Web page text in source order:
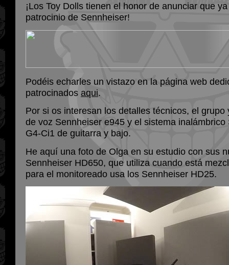
¡Los Toy Dolls tienen el honor de anunciar que
patrocinio de Sennheiser!
Podéis echarles un vistazo en la página web
patrocinados aqui.
Por si os interesan los detalles técnicos, el grupo
de voz Sennheiser e945 y el sistema
G4-Ci1 de guitarra y bajo.
He aquí una foto de Olga en su estudio con sus
Sennheiser HD650, que utiliza cuando está
para el monitoreado usa los Sennheiser HD25.